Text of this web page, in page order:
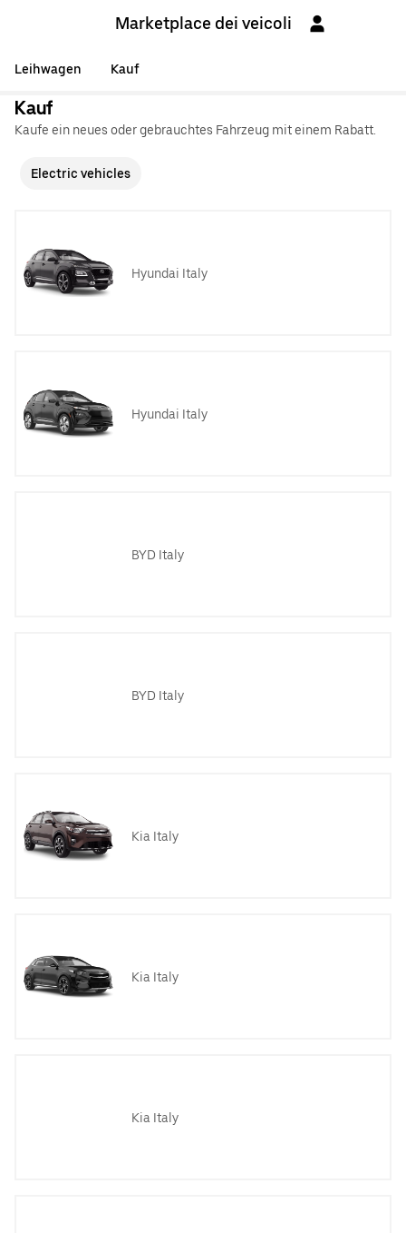
Marketplace dei veicoli
Leihwagen Kauf
Kauf
Kaufe ein neues oder gebrauchtes Fahrzeug mit einem Rabatt.
Electric vehicles
Hyundai Italy
Hyundai Italy
BYD Italy
BYD Italy
Kia Italy
Kia Italy
Kia Italy